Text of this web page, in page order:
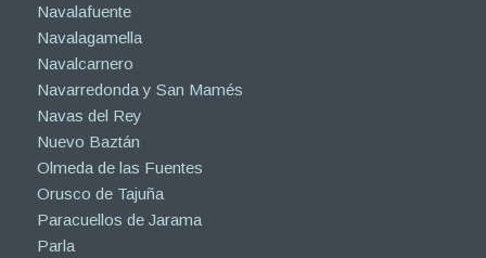
Navalafuente
Navalagamella
Navalcarnero
Navarredonda y San Mamés
Navas del Rey
Nuevo Baztán
Olmeda de las Fuentes
Orusco de Tajuña
Paracuellos de Jarama
Parla